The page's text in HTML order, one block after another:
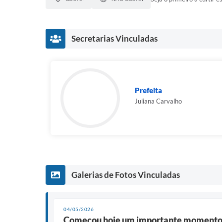
Secretarias Vinculadas
Prefeita
Juliana Carvalho
Galerias de Fotos Vinculadas
04/05/2026